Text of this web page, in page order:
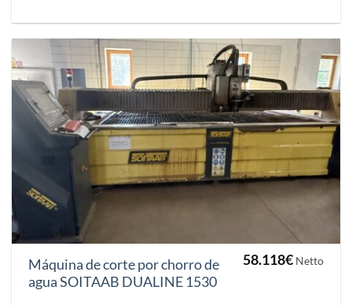
Máquina de corte por chorro de
agua SOITAAB DUALINE 1530
58.118€ Netto